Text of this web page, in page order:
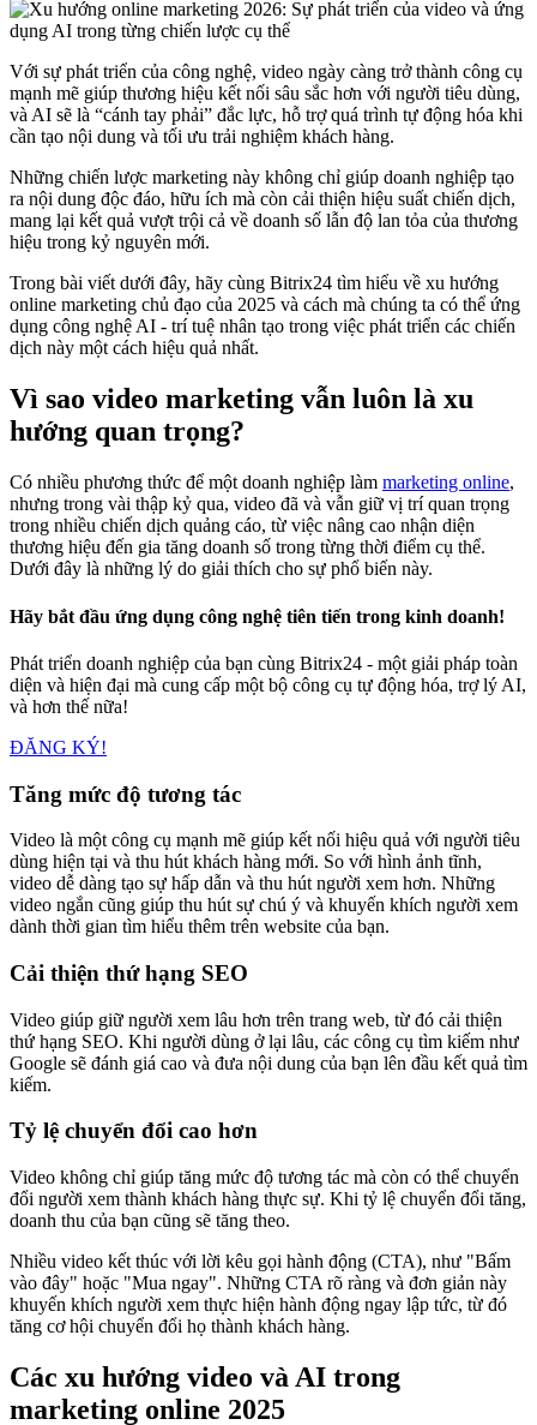
Với sự phát triển của công nghệ, video ngày càng trở thành công cụ
mạnh mẽ giúp thương hiệu kết nối sâu sắc hơn với người tiêu dùng,
và AI sẽ là “cánh tay phải” đắc lực, hỗ trợ quá trình tự động hóa khi
cần tạo nội dung và tối ưu trải nghiệm khách hàng.
Những chiến lược marketing này không chỉ giúp doanh nghiệp tạo
ra nội dung độc đáo, hữu ích mà còn cải thiện hiệu suất chiến dịch,
mang lại kết quả vượt trội cả về doanh số lẫn độ lan tỏa của thương
hiệu trong kỷ nguyên mới.
Trong bài viết dưới đây, hãy cùng Bitrix24 tìm hiểu về xu hướng
online marketing chủ đạo của 2025 và cách mà chúng ta có thể ứng
dụng công nghệ AI - trí tuệ nhân tạo trong việc phát triển các chiến
dịch này một cách hiệu quả nhất.
Vì sao video marketing vẫn luôn là xu
hướng quan trọng?
Có nhiều phương thức để một doanh nghiệp làm marketing online,
nhưng trong vài thập kỷ qua, video đã và vẫn giữ vị trí quan trọng
trong nhiều chiến dịch quảng cáo, từ việc nâng cao nhận diện
thương hiệu đến gia tăng doanh số trong từng thời điểm cụ thể.
Dưới đây là những lý do giải thích cho sự phổ biến này.
Hãy bắt đầu ứng dụng công nghệ tiên tiến trong kinh doanh!
Phát triển doanh nghiệp của bạn cùng Bitrix24 - một giải pháp toàn
diện và hiện đại mà cung cấp một bộ công cụ tự động hóa, trợ lý AI,
và hơn thế nữa!
ĐĂNG KÝ!
Tăng mức độ tương tác
Video là một công cụ mạnh mẽ giúp kết nối hiệu quả với người tiêu
dùng hiện tại và thu hút khách hàng mới. So với hình ảnh tĩnh,
video dễ dàng tạo sự hấp dẫn và thu hút người xem hơn. Những
video ngắn cũng giúp thu hút sự chú ý và khuyến khích người xem
dành thời gian tìm hiểu thêm trên website của bạn.
Cải thiện thứ hạng SEO
Video giúp giữ người xem lâu hơn trên trang web, từ đó cải thiện
thứ hạng SEO. Khi người dùng ở lại lâu, các công cụ tìm kiếm như
Google sẽ đánh giá cao và đưa nội dung của bạn lên đầu kết quả tìm
kiếm.
Tỷ lệ chuyển đổi cao hơn
Video không chỉ giúp tăng mức độ tương tác mà còn có thể chuyển
đổi người xem thành khách hàng thực sự. Khi tỷ lệ chuyển đổi tăng,
doanh thu của bạn cũng sẽ tăng theo.
Nhiều video kết thúc với lời kêu gọi hành động (CTA), như "Bấm
vào đây" hoặc "Mua ngay". Những CTA rõ ràng và đơn giản này
khuyến khích người xem thực hiện hành động ngay lập tức, từ đó
tăng cơ hội chuyển đổi họ thành khách hàng.
Các xu hướng video và AI trong
marketing online 2025